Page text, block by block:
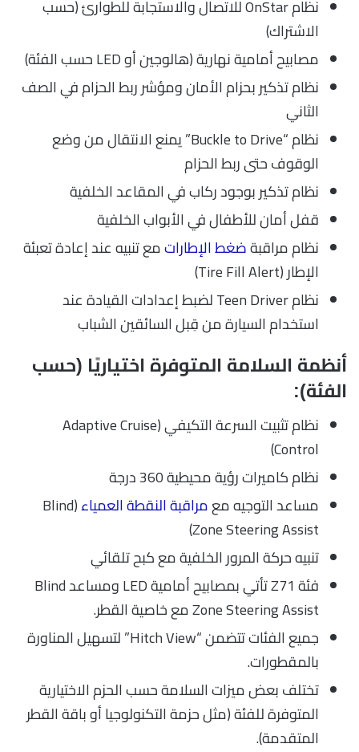
نظام OnStar للاتصال والاستجابة للطوارئ (حسب
الاشتراك)
مصابيح أمامية نهارية (هالوجين أو LED حسب الفئة)
نظام تذكير بحزام الأمان ومؤشر ربط الحزام في الصف
الثاني
نظام “Buckle to Drive” يمنع الانتقال من وضع
الوقوف حتى ربط الحزام
نظام تذكير بوجود ركاب في المقاعد الخلفية
قفل أمان للأطفال في الأبواب الخلفية
نظام مراقبةضغط الإطاراتمع تنبيه عند إعادة تعبئة
الإطار (Tire Fill Alert)
نظام Teen Driver لضبط إعدادات القيادة عند
استخدام السيارة من قِبل السائقين الشباب
أنظمة السلامة المتوفرة اختياريًا (حسب
الفئة):
نظام تثبيت السرعة التكيفي (Adaptive Cruise
Control)
نظام كاميرات رؤية محيطية 360 درجة
مساعد التوجيه معمراقبة النقطة العمياء (Blind
Zone Steering Assist)
تنبيه حركة المرور الخلفية مع كبح تلقائي
فئة Z71 تأتي بمصابيح أمامية LED ومساعد Blind
Zone Steering Assist مع خاصية القطر.
جميع الفئات تتضمن “Hitch View” لتسهيل المناورة
بالمقطورات.
تختلف بعض ميزات السلامة حسب الحزم الاختيارية
المتوفرة للفئة (مثل حزمة التكنولوجيا أو باقة القطر
المتقدمة).